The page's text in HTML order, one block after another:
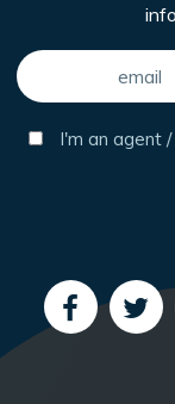
I'm an agent